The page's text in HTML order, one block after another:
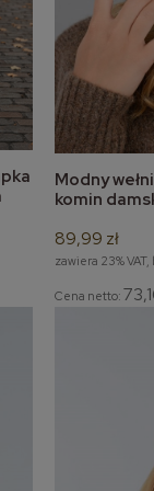
Modny
komin
89,99 zł
zawiera 23%
Cena netto: